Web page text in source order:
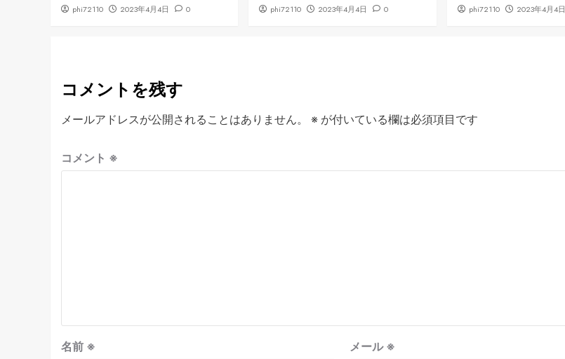
phi72110 2023年4月4日 0 phi72110 2023年4月4日 0 phi72110 2023年4月4日
コメントを残す
メールアドレスが公開されることはありません。 ※ が付いている欄は必須項目です
コメント ※
名前 ※ メール※